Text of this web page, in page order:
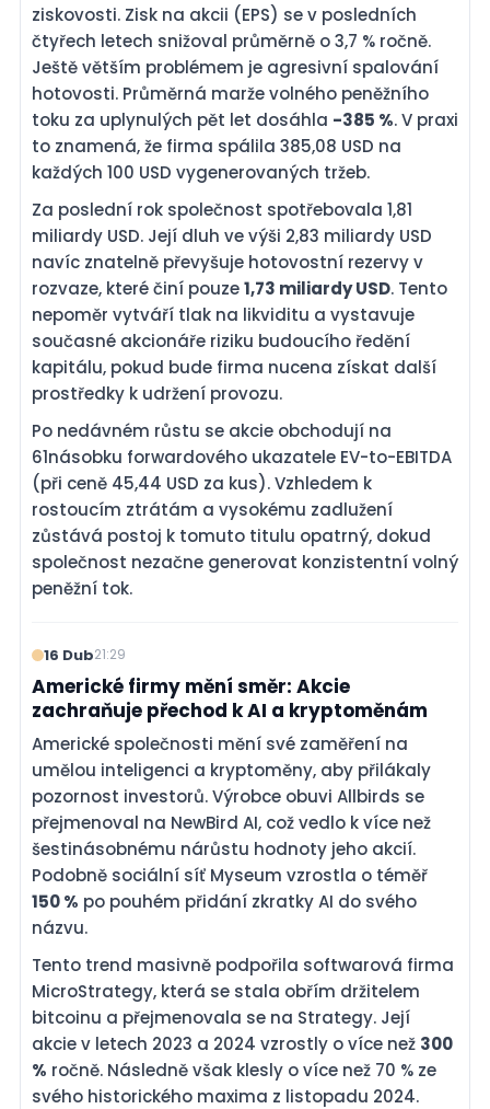
ziskovosti. Zisk na akcii (EPS) se v posledních
čtyřech letech snižoval průměrně o 3,7 % ročně.
Ještě větším problémem je agresivní spalování
hotovosti. Průměrná marže volného peněžního
toku za uplynulých pět let dosáhla -385 %. V praxi
to znamená, že firma spálila 385,08 USD na
každých 100 USD vygenerovaných tržeb.
Za poslední rok společnost spotřebovala 1,81
miliardy USD. Její dluh ve výši 2,83 miliardy USD
navíc znatelně převyšuje hotovostní rezervy v
rozvaze, které činí pouze1,73 miliardy USD. Tento
nepoměr vytváří tlak na likviditu a vystavuje
současné akcionáře riziku budoucího ředění
kapitálu, pokud bude firma nucena získat další
prostředky k udržení provozu.
Po nedávném růstu se akcie obchodují na
61násobku forwardového ukazatele EV-to-EBITDA
(při ceně 45,44 USD za kus). Vzhledem k
rostoucím ztrátám a vysokému zadlužení
zůstává postoj k tomuto titulu opatrný, dokud
společnost nezačne generovat konzistentní volný
peněžní tok.
16 Dub21:29
Americké firmy mění směr: Akcie
zachraňuje přechod k AI a kryptoměnám
Americké společnosti mění své zaměření na
umělou inteligenci a kryptoměny, aby přilákaly
pozornost investorů. Výrobce obuvi Allbirds se
přejmenoval na NewBird AI, což vedlo k více než
šestinásobnému nárůstu hodnoty jeho akcií.
Podobně sociální síť Myseum vzrostla o téměř
150 % po pouhém přidání zkratky AI do svého
názvu.
Tento trend masivně podpořila softwarová firma
MicroStrategy, která se stala obřím držitelem
bitcoinu a přejmenovala se na Strategy. Její
akcie v letech 2023 a 2024 vzrostly o více než 300
% ročně. Následně však klesly o více než 70 % ze
svého historického maxima z listopadu 2024.